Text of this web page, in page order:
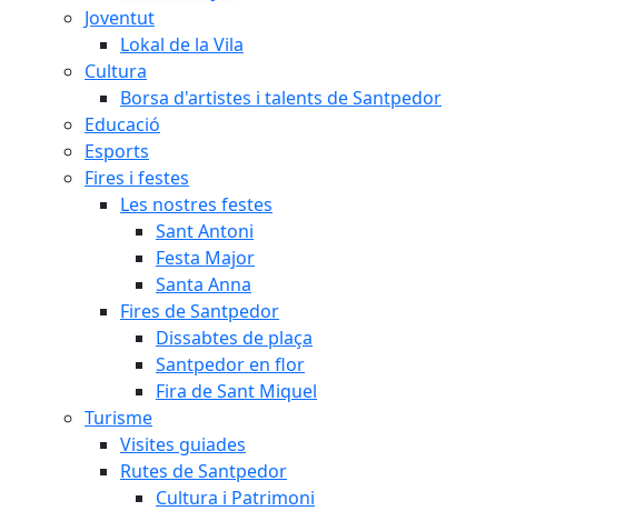
Joventut
Lokal de la Vila
Cultura
Borsa d'artistes i talents de Santpedor
Educació
Esports
Fires i festes
Les nostres festes
Sant Antoni
Festa Major
Santa Anna
Fires de Santpedor
Dissabtes de plaça
Santpedor en flor
Fira de Sant Miquel
Turisme
Visites guiades
Rutes de Santpedor
Cultura i Patrimoni